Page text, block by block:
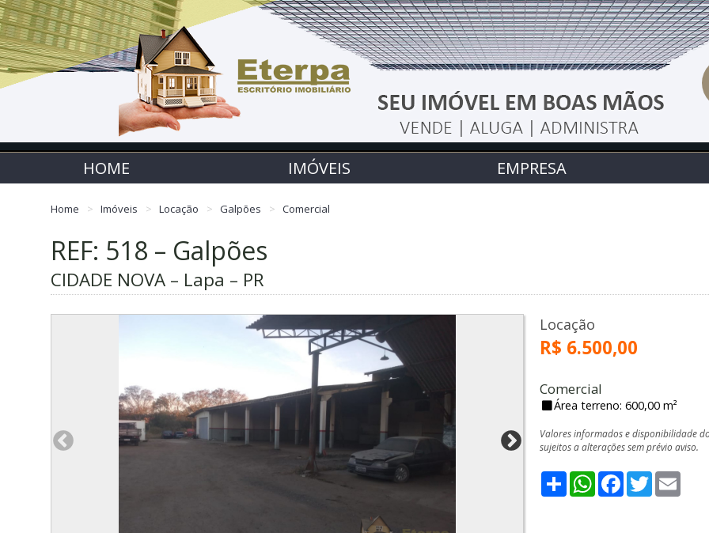
HOME IMÓVEIS EMPRESA
Home Imóveis Locação Galpões Comercial
REF: 518 – Galpões
CIDADE NOVA – Lapa – PR
Locação
R$ 6.500,00
Comercial
Área terreno: 600,00 m²
Valores informados e disponibilidade
sujeitos a alterações sem prévio aviso.
ShareWhatsApp
Facebook
Twitter